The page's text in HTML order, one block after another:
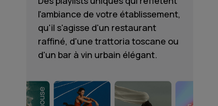
l'ambiance de votre établissement,
qu'il s'agisse d'un restaurant
raffiné, d'une trattoria toscane ou
d'un bar à vin urbain élégant.